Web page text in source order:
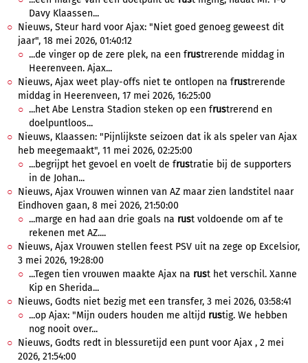
Davy Klaassen...
Nieuws, Steur hard voor Ajax: "Niet goed genoeg geweest dit
jaar", 18 mei 2026, 01:40:12
...de vinger op de zere plek, na een frustrerende middag in
Heerenveen. Ajax...
Nieuws, Ajax weet play-offs niet te ontlopen na frustrerende
middag in Heerenveen, 17 mei 2026, 16:25:00
...het Abe Lenstra Stadion steken op een frustrerend en
doelpuntloos...
Nieuws, Klaassen: "Pijnlijkste seizoen dat ik als speler van Ajax
heb meegemaakt", 11 mei 2026, 02:25:00
...begrijpt het gevoel en voelt de frustratie bij de supporters
in de Johan...
Nieuws, Ajax Vrouwen winnen van AZ maar zien landstitel naar
Eindhoven gaan, 8 mei 2026, 21:50:00
...marge en had aan drie goals na rust voldoende om af te
rekenen met AZ....
Nieuws, Ajax Vrouwen stellen feest PSV uit na zege op Excelsior,
3 mei 2026, 19:28:00
...Tegen tien vrouwen maakte Ajax na rust het verschil. Xanne
Kip en Sherida...
Nieuws, Godts niet bezig met een transfer, 3 mei 2026, 03:58:41
...op Ajax: "Mijn ouders houden me altijd rustig. We hebben
nog nooit over...
Nieuws, Godts redt in blessuretijd een punt voor Ajax , 2 mei
2026, 21:54:00